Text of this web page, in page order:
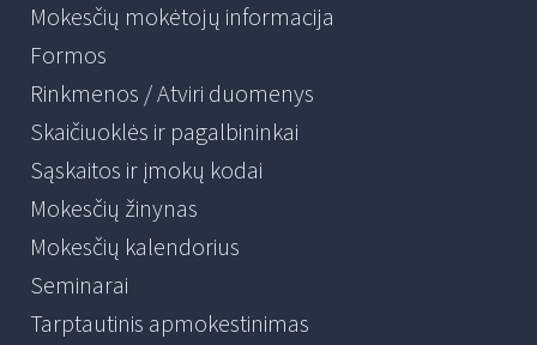
Mokesčių mokėtojų informacija
Formos
Rinkmenos / Atviri duomenys
Skaičiuoklės ir pagalbininkai
Sąskaitos ir įmokų kodai
Mokesčių žinynas
Mokesčių kalendorius
Seminarai
Tarptautinis apmokestinimas